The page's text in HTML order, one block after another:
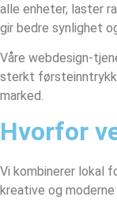
alle enheter, laster
gir bedre synlighet
Våre webdesign-
sterkt førsteinntrykk
marked.
Hvorfor
Vi kombinerer lokal
kreative og